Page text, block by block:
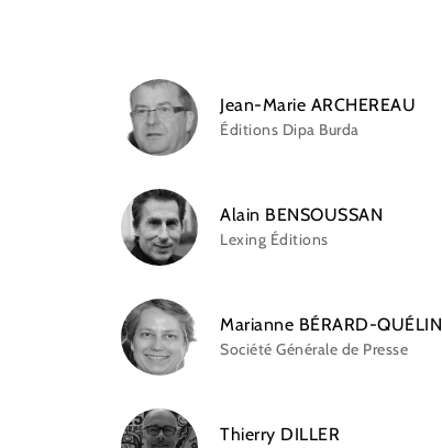
Jean-Marie ARCHEREAU
Éditions Dipa Burda
Alain BENSOUSSAN
Lexing Éditions
Marianne BÉRARD-QUÉLIN
Société Générale de Presse
Thierry DILLER